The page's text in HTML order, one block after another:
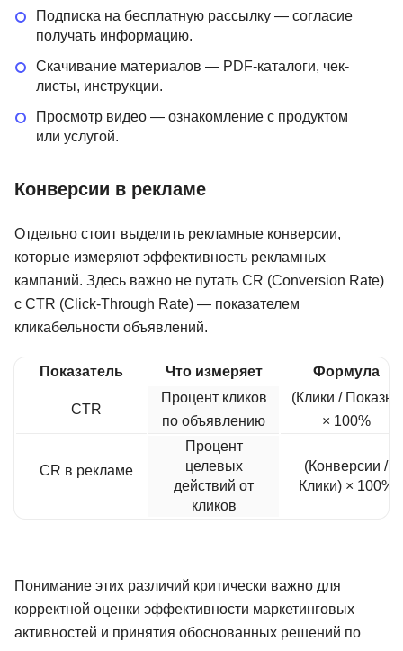
Подписка на бесплатную рассылку — согласие
получать информацию.
Скачивание материалов — PDF-каталоги, чек-
листы, инструкции.
Просмотр видео — ознакомление с продуктом
или услугой.
Конверсии в рекламе
Отдельно стоит выделить рекламные конверсии,
которые измеряют эффективность рекламных
кампаний. Здесь важно не путать CR (Conversion Rate)
с CTR (Click-Through Rate) — показателем
кликабельности объявлений.
Показатель Что измеряет Формула
CTR
Процент кликов
по объявлению
(Клики / Показы)
× 100%
CR в рекламе
Процент
целевых
действий от
кликов
(Конверсии /
Клики) × 100%
Понимание этих различий критически важно для
корректной оценки эффективности маркетинговых
активностей и принятия обоснованных решений по